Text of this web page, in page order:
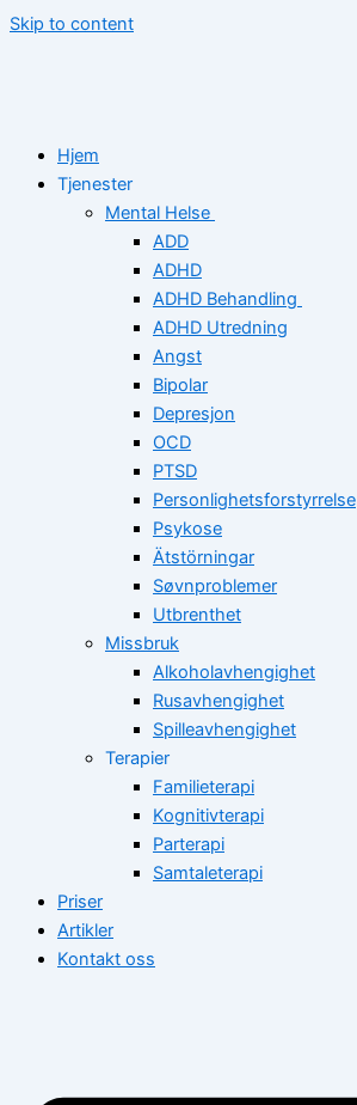
Skip to content
Hjem
Tjenester
Mental Helse
ADD
ADHD
ADHD Behandling
ADHD Utredning
Angst
Bipolar
Depresjon
OCD
PTSD
Personlighetsforstyrrelse
Psykose
Ätstörningar
Søvnproblemer
Utbrenthet
Missbruk
Alkoholavhengighet
Rusavhengighet
Spilleavhengighet
Terapier
Familieterapi
Kognitivterapi
Parterapi
Samtaleterapi
Priser
Artikler
Kontakt oss